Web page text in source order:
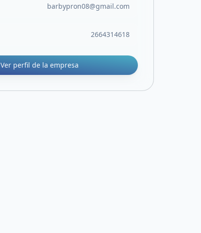
barbypron08@gmail.com
2664314618
Ver perfil de la empresa